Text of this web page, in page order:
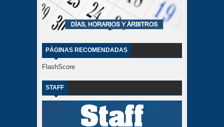
PÁGINAS RECOMENDADAS
FlashScore
STAFF